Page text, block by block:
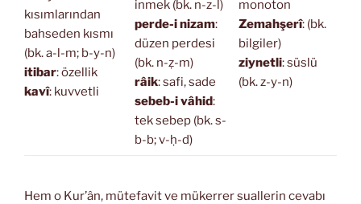
kısımlarından
bahseden kısmı
(bk. a-l-m; b-y-n)
itibar: özellik
kavî: kuvvetli
inmek (bk. n-z-l)
perde-i nizam:
düzen perdesi
(bk. n-ẓ-m)
râik: safi, sade
sebeb-i vâhid:
tek sebep (bk. s-
b-b; v-ḥ-d)
monoton
Zemahşerî: (bk.
bilgiler)
ziynetli: süslü
(bk. z-y-n)
Hem o Kur’ân, mütefavit ve mükerrer suallerin cevabı